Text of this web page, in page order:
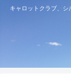
キャロットクラブ、